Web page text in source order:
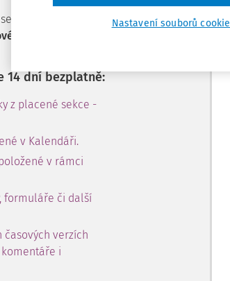
zadejte telefonní číslo a získejte
aplikace na 14 dnů.
14 dní bezplatně:
z placené sekce -
v Kalendáři.
v rámci
formuláře či další
časových verzích
i
Nastavení souborů cookie